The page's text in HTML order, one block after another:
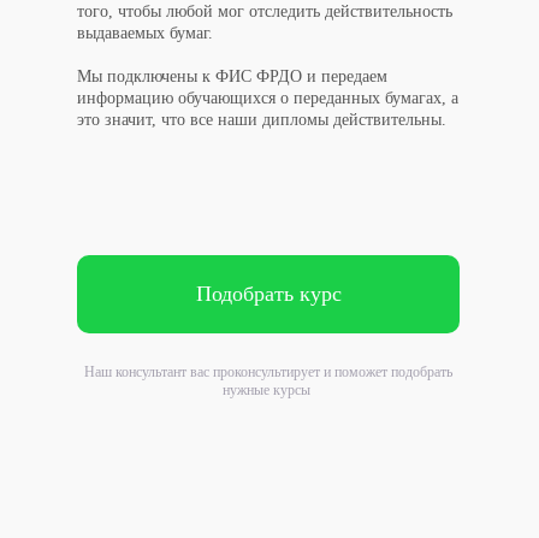
того, чтобы любой мог отследить действительность
выдаваемых бумаг.
Мы подключены к ФИС ФРДО и передаем
информацию обучающихся о переданных бумагах, а
это значит, что все наши дипломы действительны.
Наш консультант вас проконсультирует и поможет подобрать
нужные курсы
Подобрать курс